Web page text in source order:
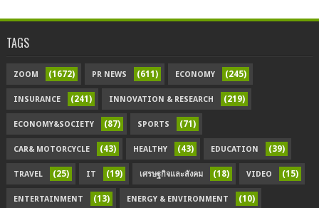
TAGS
ZOOM (1672) PR NEWS (611) ECONOMY (245)
INSURANCE (241) INNOVATION & RESEARCH (219)
ECONOMY&SOCIETY (87) SPORTS (71)
CAR& MOTORCYCLE (43) HEALTHY (43) EDUCATION (39)
TRAVEL (25) IT (19) เศรษฐกิจและสังคม (18) VIDEO (15)
ENTERTAINMENT (13) ENERGY & ENVIRONMENT (10)